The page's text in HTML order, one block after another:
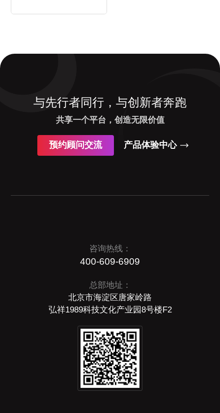
与先行者同行，与创新者奔跑
共享一个平台，创造无限价值
预约顾问交流 产品体验中心
咨询热线：
400-609-6909
总部地址：
北京市海淀区唐家岭路
弘祥1989科技文化产业园8号楼F2